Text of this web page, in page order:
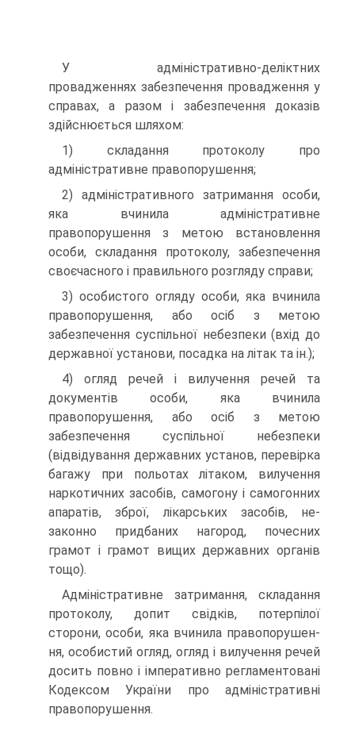
У адміністративно-деліктних
провадженнях забезпечення провадження у
справах, а разом і забезпечення доказів
здійсню­ється шляхом:
1) складання протоколу про
адміністративне правопору­шення;
2) адміністративного затримання особи,
яка вчинила ад­міністративне
правопорушення з метою встановлення
особи, складання протоколу, забезпечення
своєчасного і правильного розгляду справи;
3) особистого огляду особи, яка вчинила
правопорушення, або осіб з метою
забезпечення суспільної небезпеки (вхід до
державної установи, посадка на літак та ін.);
4) огляд речей і вилучення речей та
документів особи, яка вчинила
правопорушення, або осіб з метою
забезпечення су­спільної небезпеки
(відвідування державних установ, перевірка
багажу при польотах літаком, вилучення
наркотичних засобів, самогону і самогонних
апаратів, зброї, лікарських засобів, не­
законно придбаних нагород, почесних
грамот і грамот вищих державних органів
тощо).
Адміністративне затримання, складання
протоколу, допит свідків, потерпілої
сторони, особи, яка вчинила правопорушен­
ня, особистий огляд, огляд і вилучення речей
досить повно і імперативно регламентовані
Кодексом України про адміністра­тивні
правопорушення.